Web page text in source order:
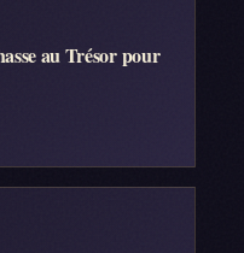
au Trésor pour